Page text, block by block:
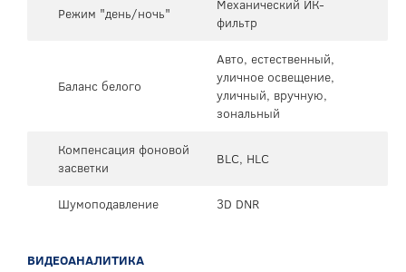
Режим "день/ночь"
Механический ИК-
фильтр
Баланс белого
Авто, естественный,
уличное освещение,
уличный, вручную,
зональный
Компенсация фоновой
засветки
BLC, HLC
Шумоподавление 3D DNR
ВИДЕОАНАЛИТИКА